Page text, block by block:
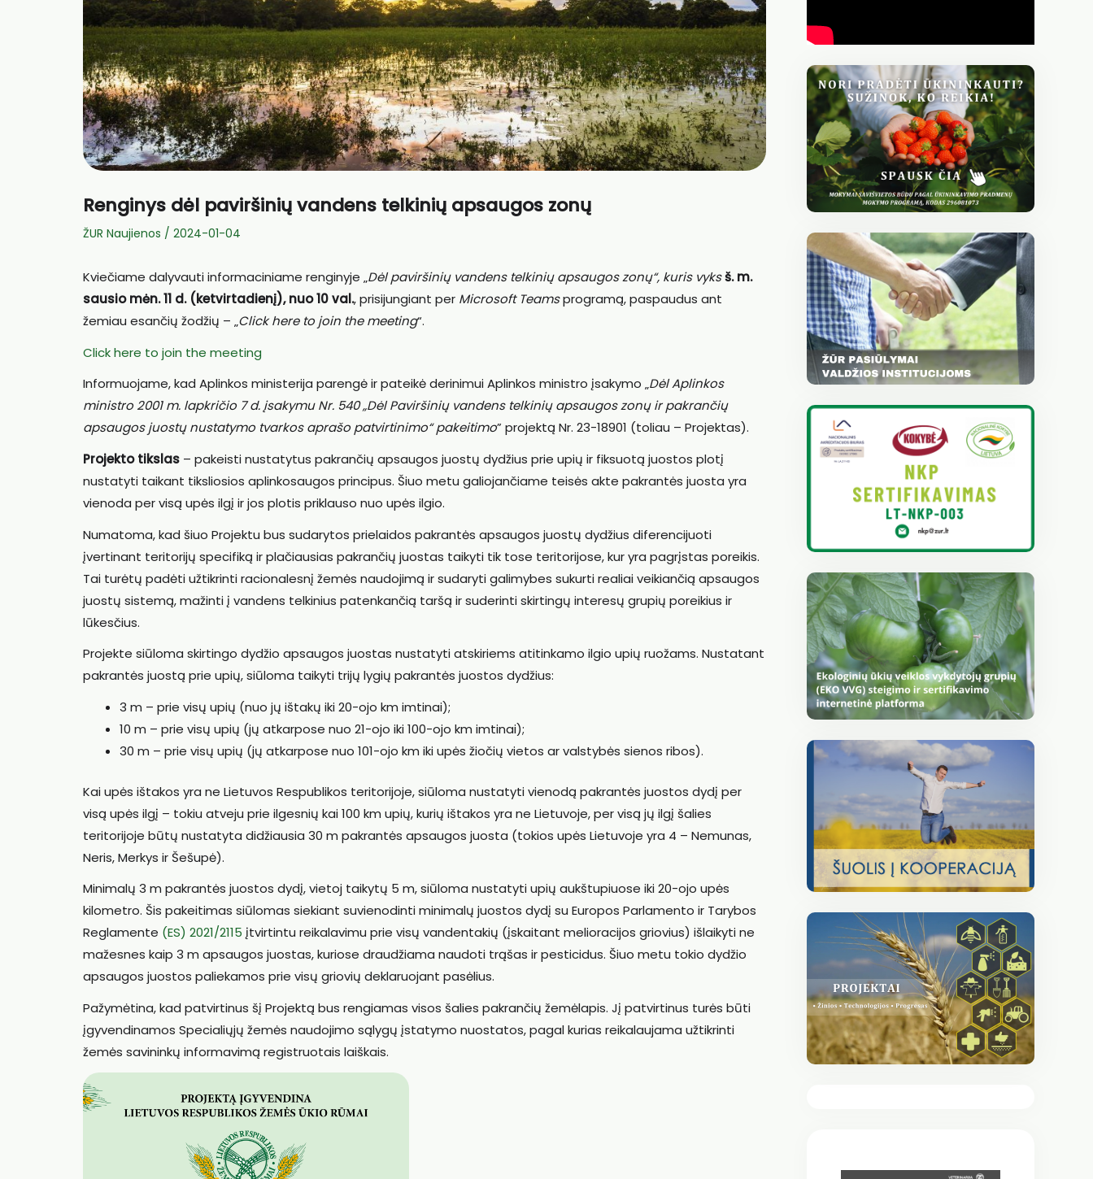
Renginys dėl paviršinių vandens telkinių apsaugos zonų
ŽUR Naujienos / 2024-01-04
Kviečiame dalyvauti informaciniame renginyje „Dėl paviršinių vandens telkinių apsaugos zonų“, kuris vyksš. m.
sausio mėn. 11 d. (ketvirtadienį), nuo 10 val., prisijungiant per Microsoft Teamsprogramą, paspaudus ant
žemiau esančių žodžių – „Click here to join the meeting“.
Click here to join the meeting
Informuojame, kad Aplinkos ministerija parengė ir pateikė derinimui Aplinkos ministro įsakymo „Dėl Aplinkos
ministro 2001 m. lapkričio 7 d. įsakymu Nr. 540 „Dėl Paviršinių vandens telkinių apsaugos zonų ir pakrančių
apsaugos juostų nustatymo tvarkos aprašo patvirtinimo“ pakeitimo” projektą Nr. 23-18901 (toliau – Projektas).
Projekto tikslas – pakeisti nustatytus pakrančių apsaugos juostų dydžius prie upių ir fiksuotą juostos plotį
nustatyti taikant tiksliosios aplinkosaugos principus. Šiuo metu galiojančiame teisės akte pakrantės juosta yra
vienoda per visą upės ilgį ir jos plotis priklauso nuo upės ilgio.
Numatoma, kad šiuo Projektu bus sudarytos prielaidos pakrantės apsaugos juostų dydžius diferencijuoti
įvertinant teritorijų specifiką ir plačiausias pakrančių juostas taikyti tik tose teritorijose, kur yra pagrįstas poreikis.
Tai turėtų padėti užtikrinti racionalesnį žemės naudojimą ir sudaryti galimybes sukurti realiai veikiančią apsaugos
juostų sistemą, mažinti į vandens telkinius patenkančią taršą ir suderinti skirtingų interesų grupių poreikius ir
lūkesčius.
Projekte siūloma skirtingo dydžio apsaugos juostas nustatyti atskiriems atitinkamo ilgio upių ruožams. Nustatant
pakrantės juostą prie upių, siūloma taikyti trijų lygių pakrantės juostos dydžius:
3 m – prie visų upių (nuo jų ištakų iki 20-ojo km imtinai);
10 m – prie visų upių (jų atkarpose nuo 21-ojo iki 100-ojo km imtinai);
30 m – prie visų upių (jų atkarpose nuo 101-ojo km iki upės žiočių vietos ar valstybės sienos ribos).
Kai upės ištakos yra ne Lietuvos Respublikos teritorijoje, siūloma nustatyti vienodą pakrantės juostos dydį per
visą upės ilgį – tokiu atveju prie ilgesnių kai 100 km upių, kurių ištakos yra ne Lietuvoje, per visą jų ilgį šalies
teritorijoje būtų nustatyta didžiausia 30 m pakrantės apsaugos juosta (tokios upės Lietuvoje yra 4 – Nemunas,
Neris, Merkys ir Šešupė).
Minimalų 3 m pakrantės juostos dydį, vietoj taikytų 5 m, siūloma nustatyti upių aukštupiuose iki 20-ojo upės
kilometro. Šis pakeitimas siūlomas siekiant suvienodinti minimalų juostos dydį su Europos Parlamento ir Tarybos
Reglamente (ES) 2021/2115 įtvirtintu reikalavimu prie visų vandentakių (įskaitant melioracijos griovius) išlaikyti ne
mažesnes kaip 3 m apsaugos juostas, kuriose draudžiama naudoti trąšas ir pesticidus. Šiuo metu tokio dydžio
apsaugos juostos paliekamos prie visų griovių deklaruojant pasėlius.
Pažymėtina, kad patvirtinus šį Projektą bus rengiamas visos šalies pakrančių žemėlapis. Jį patvirtinus turės būti
įgyvendinamos Specialiųjų žemės naudojimo sąlygų įstatymo nuostatos, pagal kurias reikalaujama užtikrinti
žemės savininkų informavimą registruotais laiškais.